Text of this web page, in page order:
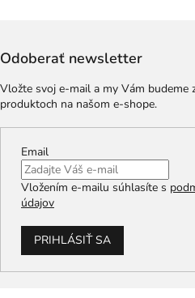
Odoberať newsletter
Vložte svoj e-mail a my Vám budeme
produktoch na našom e-shope.
Email
Vložením e-mailu súhlasíte s
údajov
PRIHLÁSIŤ SA